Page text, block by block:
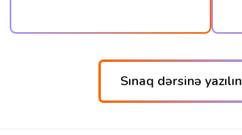
Sınaq dərsinə yazılın